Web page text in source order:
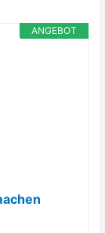
ANGEBOT